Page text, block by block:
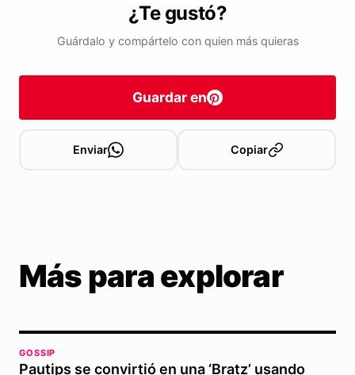
¿Te gustó?
Guárdalo y compártelo con quien más quieras
Guardar en
Enviar Copiar
Más para explorar
GOSSIP
Pautips se convirtió en una ‘Bratz’ usando